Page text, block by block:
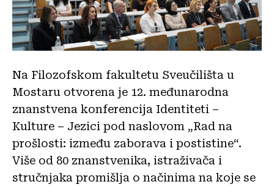
Na Filozofskom fakultetu Sveučilišta u
Mostaru otvorena je 12. međunarodna
znanstvena konferencija Identiteti –
Kulture – Jezici pod naslovom „Rad na
prošlosti: između zaborava i postistine“.
Više od 80 znanstvenika, istraživača i
stručnjaka promišlja o načinima na koje se